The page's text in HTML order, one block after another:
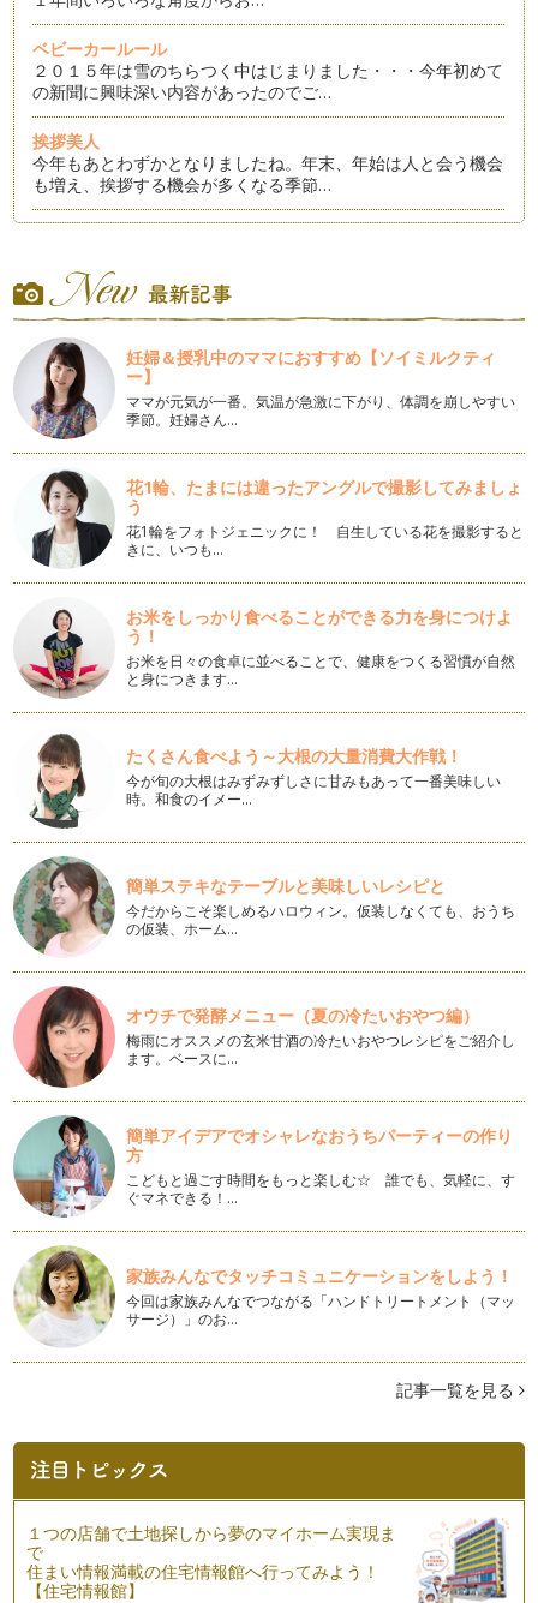
ベビーカールール
２０１５年は雪のちらつく中はじまりました・・・今年初めて
の新聞に興味深い内容があったのでご…
挨拶美人
今年もあとわずかとなりましたね。年末、年始は人と会う機会
も増え、挨拶する機会が多くなる季節…
づいてきましたね。クリスマス、お正…
七五三 ママの服装
七五三を迎える季節。お子様の七五三はお済みですか？ これ
から、経験されるママも、経験済みの…
ハロウィンのおもてなし
テーマパークでハロウィンのイベントをしたり、ハロウィン用
のコスチュームを作成したり、変身し…
飛行機マナー お子様と一緒 トイレマナー編
夏休み・・・帰省、旅行などで飛行機を利用する予定はありま
すか？交通手段として飛行機が便利な…
夏の旅行シーズン前に、旅先でストレスなく楽しむためのパ
ッキングを紹介したいと思…
聞き上手はマナー美人
暖かい季節になり、公園デビューを始めるにはいい季節です
ね。幼稚園、保育園のママは、新学期が…
招かれた時のマナー 素敵なママになるコツ
ママになると、お友だちのお宅へお邪魔したりと、お子様を通
じてお招きいただく機会が増えません…
春のアクセサリー イヤーカフ
イヤーカフというアクセサリーをご存じですか？ ピアスでも
なく、イヤリングでもない耳…
言葉をストックしてみませんか
先日小学校低学年を担当する先生のお話を伺うことができまし
た。その先生のクラスは、宿題に必ず…
憧れママの共通点
今年も間もなく終わりますね。1年間、マナーという切り口か
らお話しできて、とても嬉しい時間で…
エレガントなケーキの食べ方
これからの季節、クリスマス、年末・年始でみんなが集まる機
会も多いですね。クリスマスや年末年…
愛される「鍋マナー」
木枯らしも吹きはじめ、寒いと感じることも多くなりました
ね。冬は、クリスマス、大晦日、お正月…
どう教えてますか？トイレマナー その２
トイレに対してマイナスイメージを作らないことが、トイレに
お子様がトイレを上手に使いはじめる頃、ぜひ一度親子でトイ
レマナーを確認してみてください。幼…
ベビーカーマナー
お出かけの際、ベビーカーはとても便利ですね。昼寝を多くす
る時期には、長時間の移動においてず…
妊婦＆授乳中のママにおすすめ【ソイミルクティ
ー】
ママが元気が一番。気温が急激に下がり、体調を崩しやすい
季節。妊婦さん…
花1輪、たまには違ったアングルで撮影してみましょ
う
花1輪をフォトジェニックに！ 自生している花を撮影すると
きに、いつも…
お米をしっかり食べることができる力を身につけよ
う！
お米を日々の食卓に並べることで、健康をつくる習慣が自然
と身につきます…
たくさん食べよう～大根の大量消費大作戦！
今が旬の大根はみずみずしさに甘みもあって一番美味しい
時。和食のイメー…
簡単ステキなテーブルと美味しいレシピと
今だからこそ楽しめるハロウィン。仮装しなくても、おうち
の仮装、ホーム…
オウチで発酵メニュー（夏の冷たいおやつ編）
梅雨にオススメの玄米甘酒の冷たいおやつレシピをご紹介し
ます。ベースに…
簡単アイデアでオシャレなおうちパーティーの作り
方
こどもと過ごす時間をもっと楽しむ☆ 誰でも、気軽に、す
ぐマネできる！…
家族みんなでタッチコミュニケーションをしよう！
今回は家族みんなでつながる「ハンドトリートメント（マッ
サージ）」のお…
記事一覧を見る
１つの店舗で土地探しから夢のマイホーム実現ま
で
住まい情報満載の住宅情報館へ行ってみよう！
【住宅情報館】